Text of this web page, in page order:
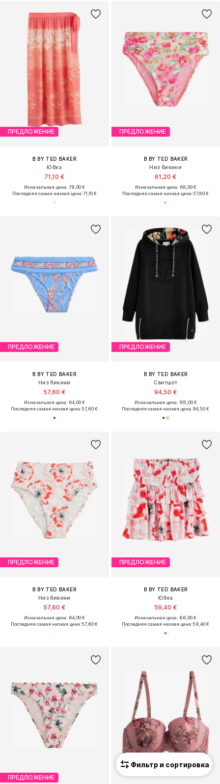
ПРЕДЛОЖЕНИЕ
B BY TED BAKER
Юбка
71,10 €
Изначальная цена: 79,00 €
Последняя самая низкая цена:71,10 €
ПРЕДЛОЖЕНИЕ
B BY TED BAKER
Низ бикини
61,20 €
Изначальная цена: 68,00 €
Последняя самая низкая цена:57,80 €
ПРЕДЛОЖЕНИЕ
B BY TED BAKER
Низ бикини
57,60 €
Изначальная цена: 64,00 €
Последняя самая низкая цена:57,60 €
ПРЕДЛОЖЕНИЕ
B BY TED BAKER
Свитшот
94,50 €
Изначальная цена: 105,00 €
Последняя самая низкая цена:94,50 €
ПРЕДЛОЖЕНИЕ
B BY TED BAKER
Низ бикини
57,60 €
Изначальная цена: 64,00 €
Последняя самая низкая цена:57,60 €
ПРЕДЛОЖЕНИЕ
B BY TED BAKER
Юбка
59,40 €
Изначальная цена: 66,00 €
Последняя самая низкая цена:59,40 €
ПРЕДЛОЖЕНИЕ
Фильтр и сортировка